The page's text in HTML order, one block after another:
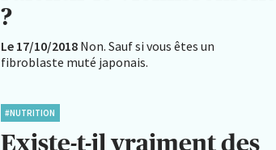
?
Le 17/10/2018 Non. Sauf si vous êtes un
fibroblaste muté japonais.
#NUTRITION
Existe-t-il vraiment des